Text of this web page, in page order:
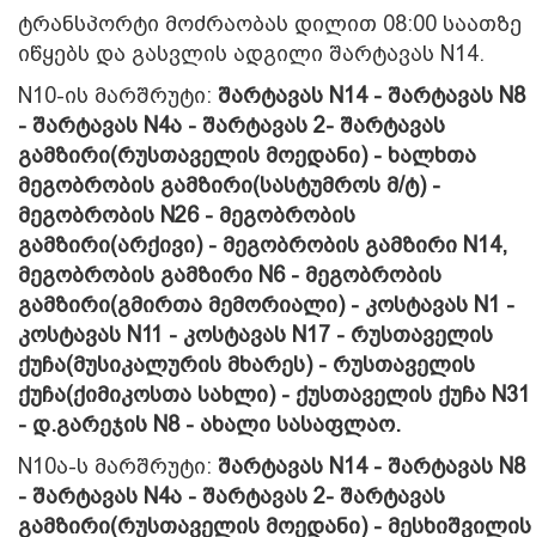
ტრანსპორტი მოძრაობას დილით 08:00 საათზე
იწყებს და გასვლის ადგილი შარტავას N14.
N10-ის მარშრუტი: შარტავას N14 - შარტავას N8
- შარტავას N4ა - შარტავას 2- შარტავას
გამზირი(რუსთაველის მოედანი)- ხალხთა
მეგობრობის გამზირი(სასტუმროს მ/ტ) -
მეგობრობის N26 - მეგობრობის
გამზირი(არქივი) - მეგობრობის გამზირი N14,
მეგობრობის გამზირი N6 - მეგობრობის
გამზირი(გმირთა მემორიალი) - კოსტავას N1 -
კოსტავას N11 - კოსტავას N17 - რუსთაველის
ქუჩა(მუსიკალურის მხარეს) - რუსთაველის
ქუჩა(ქიმიკოსთა სახლი) - ქუსთაველის ქუჩა N31
- დ.გარეჯის N8 - ახალი სასაფლაო.
N10ა-ს მარშრუტი: შარტავას N14 - შარტავას N8
- შარტავას N4ა - შარტავას 2- შარტავას
გამზირი(რუსთაველის მოედანი) - მესხიშვილის